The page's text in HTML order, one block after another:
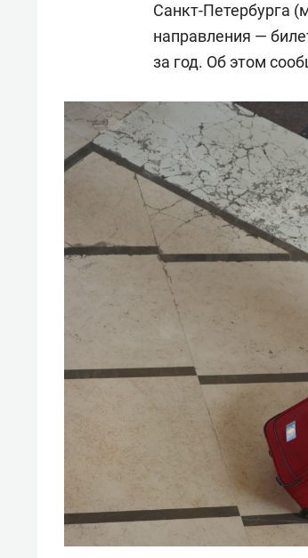
Санкт-Петербурга
направления —
за год. Об этом